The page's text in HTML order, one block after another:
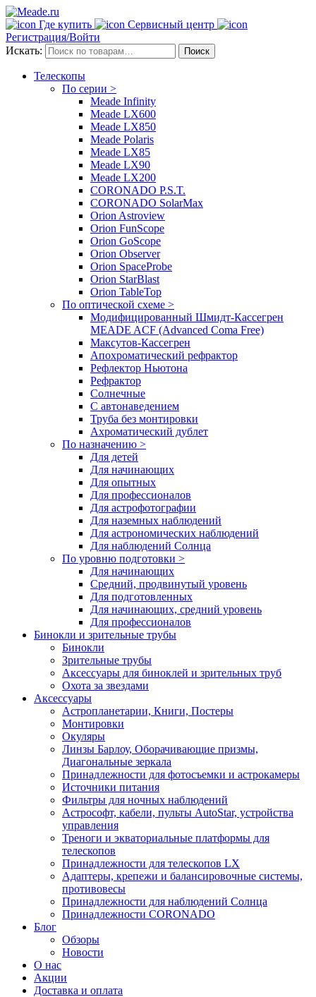
Где купить
Сервисный центр
Регистрация/Войти
Искать:
Поиск
Телескопы
По серии >
Meade Infinity
Meade LX600
Meade LX850
Meade Polaris
Meade LX85
Meade LX90
Meade LX200
CORONADO P.S.T.
CORONADO SolarMax
Orion Astroview
Orion FunScope
Orion GoScope
Orion Observer
Orion SpaceProbe
Orion StarBlast
Orion TableTop
По оптической схеме >
Модифицированный Шмидт-Кассегрен
MEADE ACF (Advanced Coma Free)
Максутов-Кассегрен
Апохроматический рефрактор
Рефлектор Ньютона
Рефрактор
Солнечные
С автонаведением
Труба без монтировки
Ахроматический дублет
По назначению >
Для детей
Для начинающих
Для опытных
Для профессионалов
Для астрофотографии
Для наземных наблюдений
Для астрономических наблюдений
Для наблюдений Солнца
По уровню подготовки >
Для начинающих
Средний, продвинутый уровень
Для подготовленных
Для начинающих, средний уровень
Для профессионалов
Бинокли и зрительные трубы
Бинокли
Зрительные трубы
Аксессуары для биноклей и зрительных труб
Охота за звездами
Аксессуары
Астропланетарии, Книги, Постеры
Монтировки
Окуляры
Линзы Барлоу, Оборачивающие призмы,
Диагональные зеркала
Принадлежности для фотосъемки и астрокамеры
Источники питания
Фильтры для ночных наблюдений
Астрософт, кабели, пульты AutoStar, устройства
управления
Треноги и экваториальные платформы для
телескопов
Принадлежности для телескопов LX
Адаптеры, крепежи и балансировочные системы,
противовесы
Принадлежности для наблюдений Солнца
Принадлежности CORONADO
Блог
Обзоры
Новости
О нас
Акции
Доставка и оплата